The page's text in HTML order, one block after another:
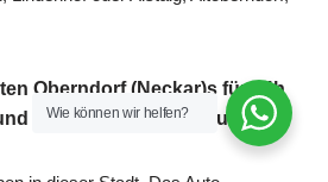
Oberndorf (Neckar)s für 24h
Schlüsseldienst gesucht?
Wie können wir helfen?